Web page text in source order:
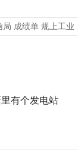
局 成绩单 规上工业
有个发电站